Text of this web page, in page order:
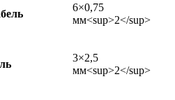
6×0,75
мм<sup>2</sup>
3×2,5
мм<sup>2</sup>